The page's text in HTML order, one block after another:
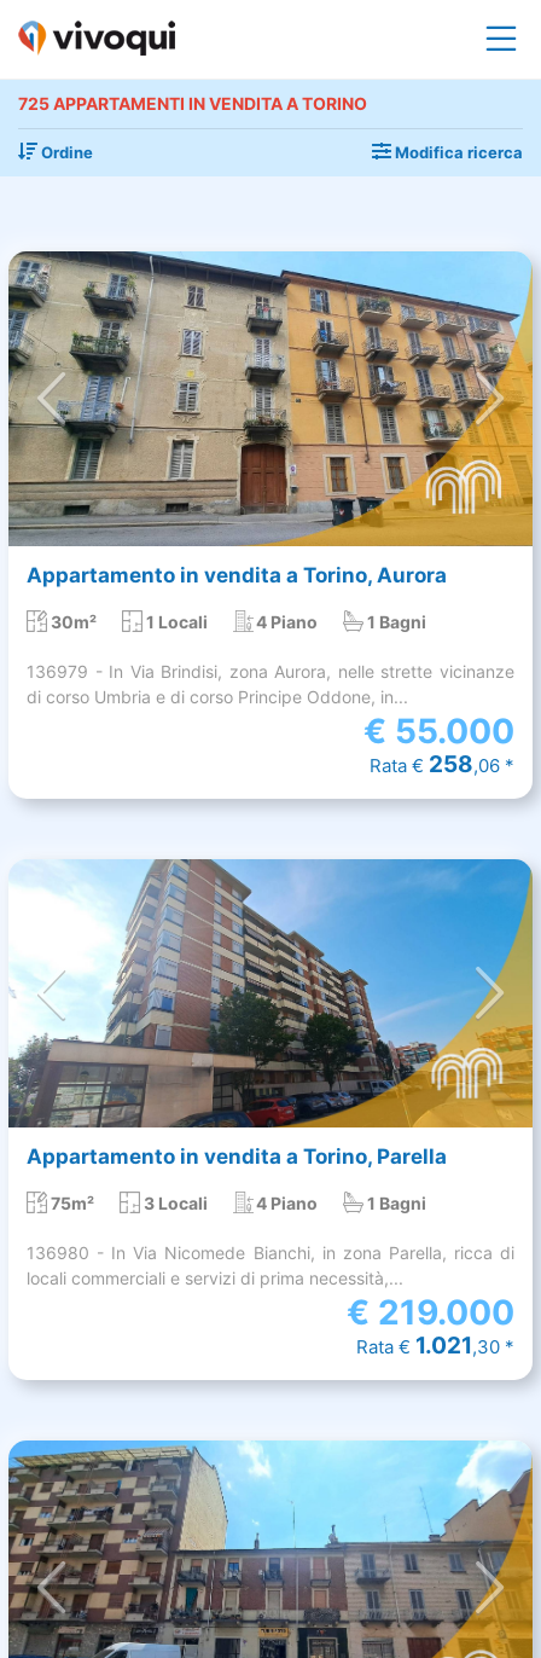
725 APPARTAMENTI IN VENDITA A TORINO
Ordine Modifica ricerca
Appartamento in vendita a Torino, Aurora
30m² 1 Locali 4 Piano 1 Bagni
136979 - In Via Brindisi, zona Aurora, nelle strette vicinanze
di corso Umbria e di corso Principe Oddone, in...
€ 55.000
Rata € 258,06 *
Appartamento in vendita a Torino, Parella
75m² 3 Locali 4 Piano 1 Bagni
136980 - In Via Nicomede Bianchi, in zona Parella, ricca di
locali commerciali e servizi di prima necessità,...
€ 219.000
Rata € 1.021,30 *